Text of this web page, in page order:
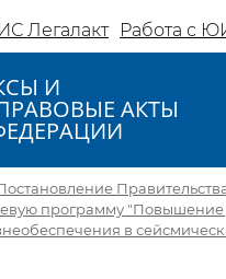
Легалакт Работа с
И
АКТЫ
программу "Повышение
в